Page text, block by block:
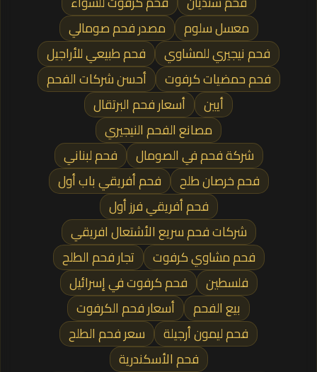
معسل سلوم
مصدر فحم صومالي
فحم نيجيري للمشاوي
فحم طبيعي للأراجيل
فحم حمضيات كرفوت
أحسن شركات الفحم
أيين
أسعار فحم البرتقال
مصانع الفحم النيجيري
شركة فحم في الصومال
فحم لبناني
فحم خرصان طلح
فحم أفريقي باب أول
فحم أفريقي فرز أول
شركات فحم سريع الأشتعال افريقي
فحم مشاوي كرفوت
تجار فحم الطلح
فلسطين
فحم كرفوت في إسرائيل
بيع الفحم
أسعار فحم الكرفوت
فحم ليمون أرجيلة
سعر فحم الطلح
فحم الأسكندرية